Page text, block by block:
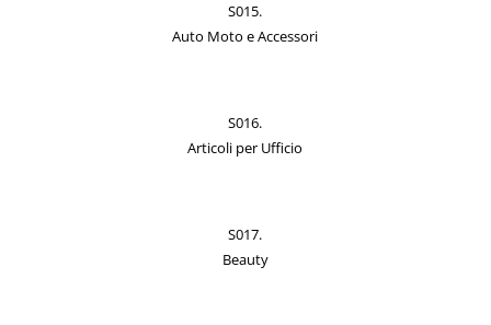
S015.
Auto Moto e Accessori
S016.
Articoli per Ufficio
S017.
Beauty